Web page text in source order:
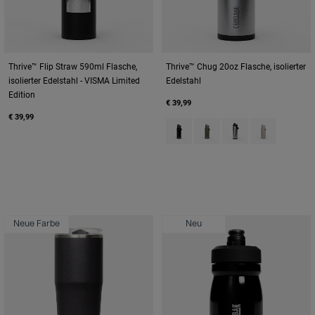
Thrive™ Flip Straw 590ml Flasche,
isolierter Edelstahl - VISMA Limited
Edition
€ 39,99
Thrive™ Chug 20oz Flasche, isolierter
Edelstahl
€ 39,99
Product swatch type of Black.
Product swatch type of
Product swatch
Product
Neue Farbe Neu